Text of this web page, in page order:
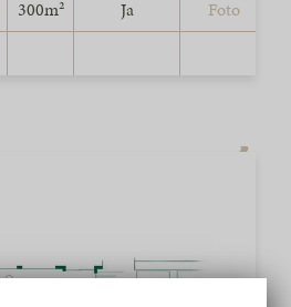
300m² Ja Foto